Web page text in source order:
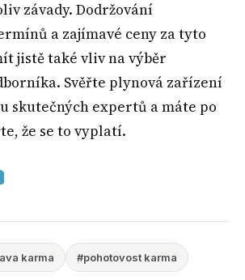
závady. Dodržování
a zajímavé ceny za tyto
jistě také vliv na výběr
Svěřte plynová zařízení
skutečných expertů a máte po
že se to vyplatí.
karma #pohotovost karma